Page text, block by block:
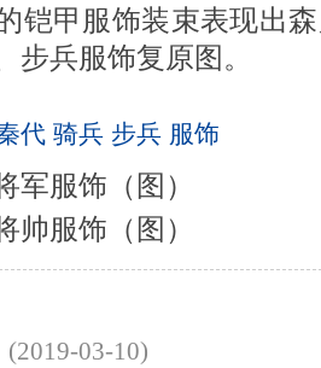
铠甲服饰装束表现出
步兵服饰复原图。
代 骑兵 步兵 服饰
军服饰（图）
帅服饰（图）
(2019-03-10)